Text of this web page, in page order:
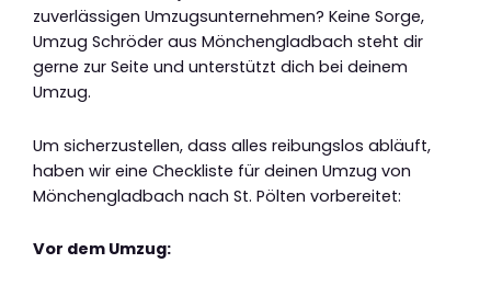
zuverlässigen Umzugsunternehmen? Keine Sorge,
Umzug Schröder aus Mönchengladbach steht dir
gerne zur Seite und unterstützt dich bei deinem
Umzug.
Um sicherzustellen, dass alles reibungslos abläuft,
haben wir eine Checkliste für deinen Umzug von
Mönchengladbach nach St. Pölten vorbereitet:
Vor dem Umzug: